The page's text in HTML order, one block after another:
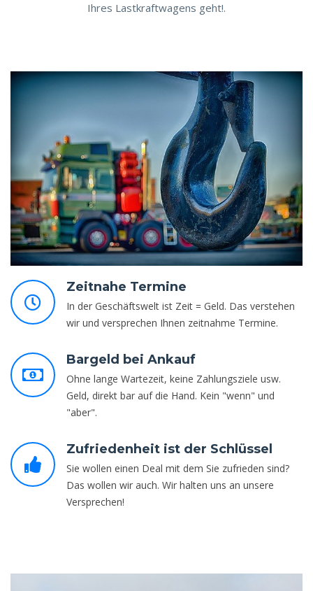
Ihres Lastkraftwagens geht!.
Zeitnahe Termine
In der Geschäftswelt ist Zeit = Geld. Das verstehen
wir und versprechen Ihnen zeitnahme Termine.
Bargeld bei Ankauf
Ohne lange Wartezeit, keine Zahlungsziele usw.
Geld, direkt bar auf die Hand. Kein "wenn" und
"aber".
Zufriedenheit ist der Schlüssel
Sie wollen einen Deal mit dem Sie zufrieden sind?
Das wollen wir auch. Wir halten uns an unsere
Versprechen!